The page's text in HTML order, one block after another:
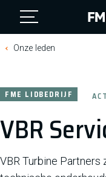
Onze leden
VBR
FME LIDBEDRIJF
VBR Turbine Partners